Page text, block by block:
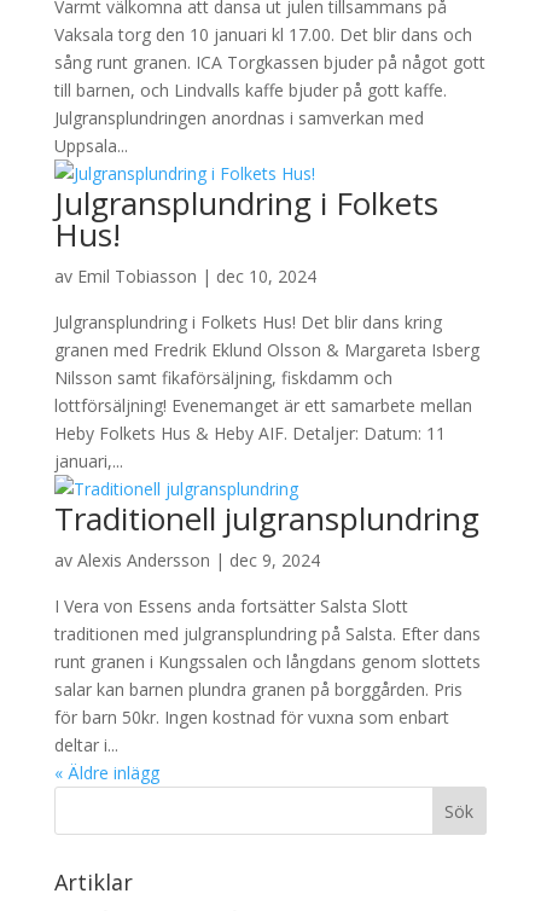
Varmt välkomna att dansa ut julen tillsammans på
Vaksala torg den 10 januari kl 17.00. Det blir dans och
sång runt granen. ICA Torgkassen bjuder på något gott
till barnen, och Lindvalls kaffe bjuder på gott kaffe.
Julgransplundringen anordnas i samverkan med
Uppsala...
Julgransplundring i Folkets
Hus!
av Emil Tobiasson | dec 10, 2024
Julgransplundring i Folkets Hus! Det blir dans kring
granen med Fredrik Eklund Olsson & Margareta Isberg
Nilsson samt fikaförsäljning, fiskdamm och
lottförsäljning! Evenemanget är ett samarbete mellan
Heby Folkets Hus & Heby AIF. Detaljer: Datum: 11
januari,...
Traditionell julgransplundring
av Alexis Andersson | dec 9, 2024
I Vera von Essens anda fortsätter Salsta Slott
traditionen med julgransplundring på Salsta. Efter dans
runt granen i Kungssalen och långdans genom slottets
salar kan barnen plundra granen på borggården. Pris
för barn 50kr. Ingen kostnad för vuxna som enbart
deltar i...
« Äldre inlägg
Artiklar